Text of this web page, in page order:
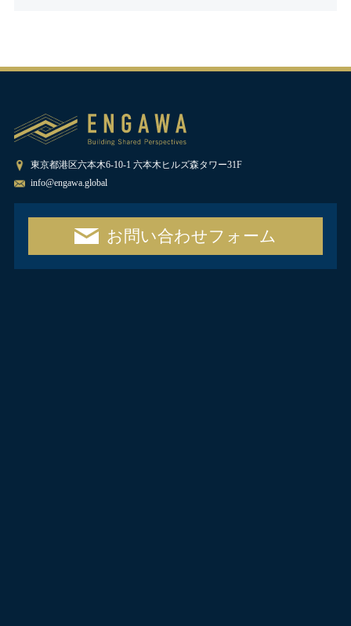
東京都港区六本木6-10-1 六本木ヒルズ森タワー31F
info@engawa.global
お問い合わせフォーム